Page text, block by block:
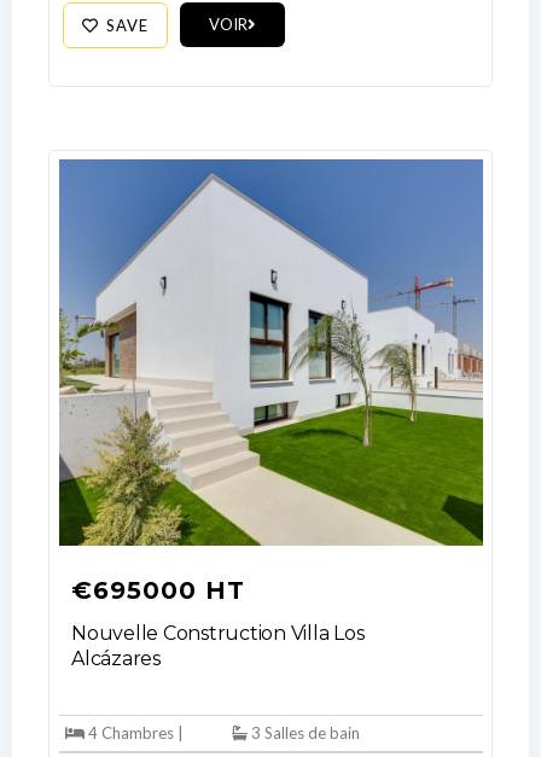
SAVE VOIR
€695000 HT
Nouvelle Construction Villa Los
Alcázares
4 Chambres |
3 Salles de bain
Log In
Don't have an account?
Password